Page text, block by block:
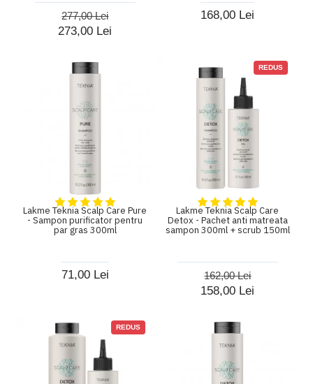
273,00 Lei
277,00 Lei 168,00 Lei
Lakme Teknia Scalp Care Pure
- Sampon purificator pentru
par gras 300ml
71,00 Lei
REDUS
Lakme Teknia Scalp Care
Detox - Pachet anti matreata
sampon 300ml + scrub 150ml
158,00 Lei
162,00 Lei
REDUS